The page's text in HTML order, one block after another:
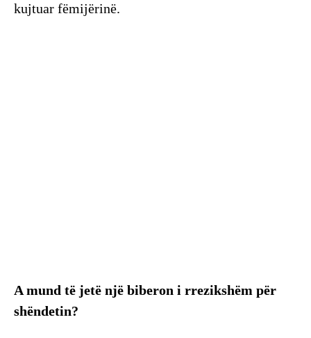
kujtuar fëmijërinë.
A mund të jetë një biberon i rrezikshëm për
shëndetin?